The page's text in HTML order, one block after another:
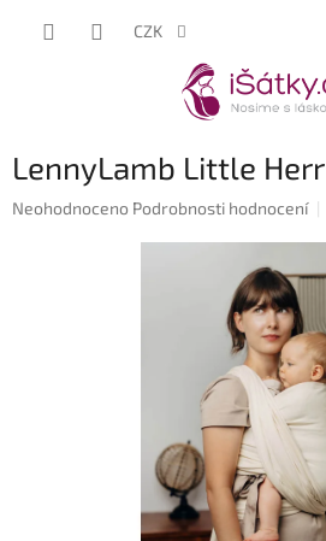
CZK
LennyLamb Little
Průměrné
Neohodnoceno Podrobnosti hodnocení